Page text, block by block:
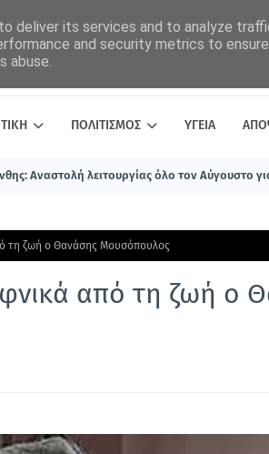
ΠΟΛΙΤΙΣΜΟΣ ΥΓΕΙΑ
Αναστολή λειτουργίας όλο τον Αύγουστο
τη ζωή ο Θανάσης Μουσόπουλος
από τη ζωή ο
deliver its services and to analyze
and security metrics to
abuse.